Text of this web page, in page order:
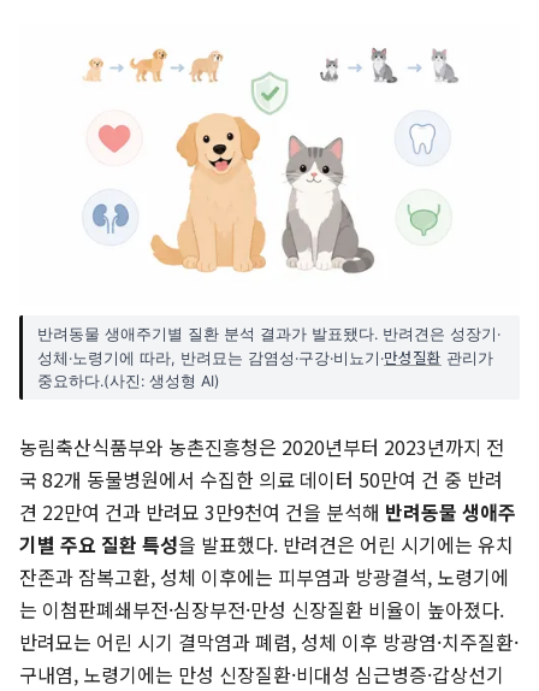
반려동물 생애주기별 질환 분석 결과가 발표됐다. 반려견은 성장기·
성체·노령기에 따라, 반려묘는 감염성·구강·비뇨기·만성질환 관리가
중요하다.(사진: 생성형 AI)
농림축산식품부와 농촌진흥청은 2020년부터 2023년까지 전
국 82개 동물병원에서 수집한 의료 데이터 50만여 건 중 반려
견 22만여 건과 반려묘 3만9천여 건을 분석해 반려동물 생애주
기별 주요 질환 특성을 발표했다. 반려견은 어린 시기에는 유치
잔존과 잠복고환, 성체 이후에는 피부염과 방광결석, 노령기에
는 이첨판폐쇄부전·심장부전·만성 신장질환 비율이 높아졌다.
반려묘는 어린 시기 결막염과 폐렴, 성체 이후 방광염·치주질환·
구내염, 노령기에는 만성 신장질환·비대성 심근병증·갑상선기